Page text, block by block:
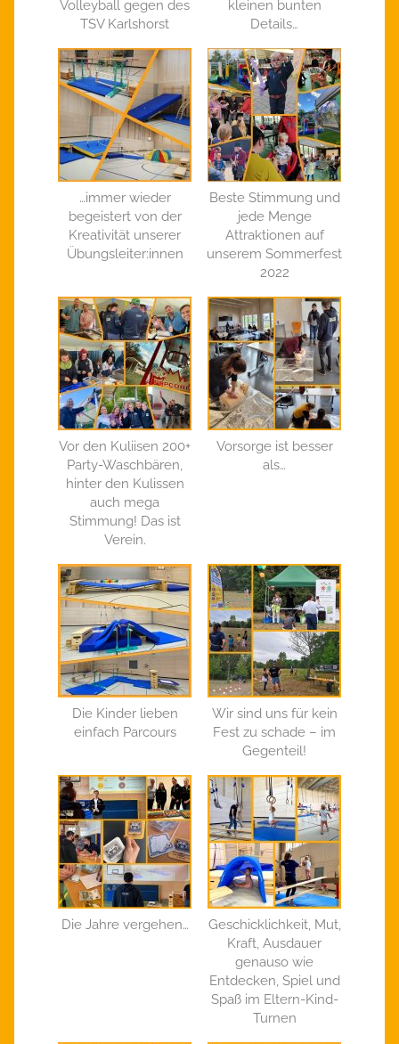
Volleyball gegen des
TSV Karlshorst
kleinen bunten
Details…
…immer wieder
begeistert von der
Kreativität unserer
Übungsleiter:innen
Beste Stimmung und
jede Menge
Attraktionen auf
unserem Sommerfest
2022
Vor den Kuliisen 200+
Party-Waschbären,
hinter den Kulissen
auch mega
Stimmung! Das ist
Verein.
Vorsorge ist besser
als…
Die Kinder lieben
einfach Parcours
Wir sind uns für kein
Fest zu schade – im
Gegenteil!
Die Jahre vergehen…
Geschicklichkeit, Mut,
Kraft, Ausdauer
genauso wie
Entdecken, Spiel und
Spaß im Eltern-Kind-
Turnen